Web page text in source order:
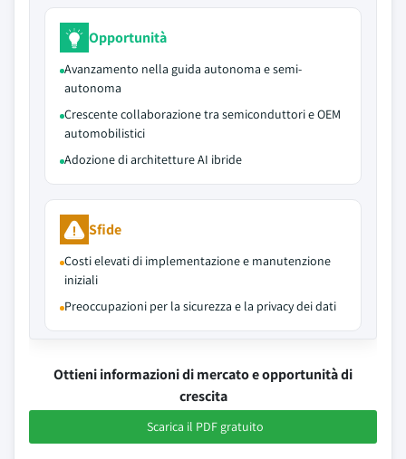
Opportunità
Avanzamento nella guida autonoma e semi-
autonoma
Crescente collaborazione tra semiconduttori e OEM
automobilistici
Adozione di architetture AI ibride
Sfide
Costi elevati di implementazione e manutenzione
iniziali
Preoccupazioni per la sicurezza e la privacy dei dati
Ottieni informazioni di mercato e opportunità di
crescita
Scarica il PDF gratuito